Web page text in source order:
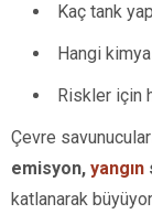
Kaç tank
Hangi
Riskler için
Çevre
emisyon, yangın
katlanarak